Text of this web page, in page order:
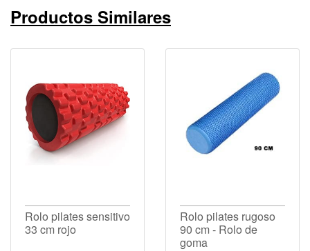
Productos Similares
Rolo pilates sensitivo
33 cm rojo
Rolo pilates rugoso
90 cm - Rolo de
goma